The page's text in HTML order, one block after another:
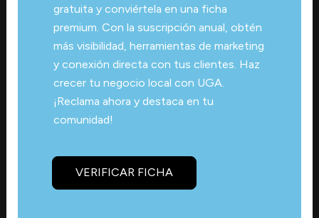
gratuita y conviértela en una ficha
premium. Con la suscripción anual, obtén
más visibilidad, herramientas de marketing
y conexión directa con tus clientes. Haz
crecer tu negocio local con UGA.
¡Reclama ahora y destaca en tu
comunidad!
VERIFICAR FICHA